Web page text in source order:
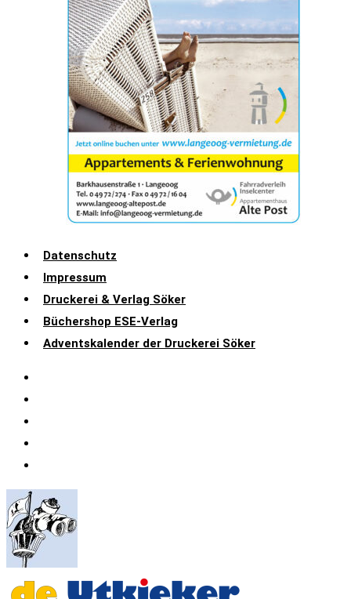
Datenschutz
Impressum
Druckerei & Verlag Söker
Büchershop ESE-Verlag
Adventskalender der Druckerei Söker